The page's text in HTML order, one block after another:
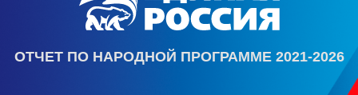
ОТЧЕТ ПО НАРОДНОЙ ПРОГРАММЕ 2021-2026